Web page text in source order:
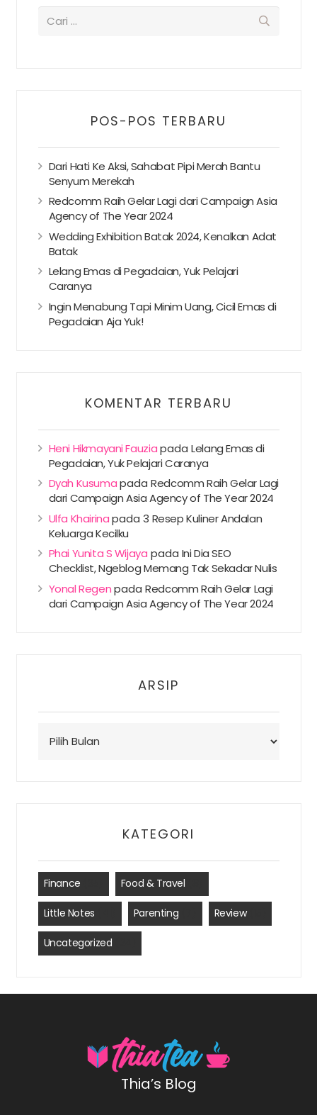
POS-POS TERBARU
Dari Hati Ke Aksi, Sahabat Pipi Merah Bantu
Senyum Merekah
Redcomm Raih Gelar Lagi dari Campaign Asia
Agency of The Year 2024
Wedding Exhibition Batak 2024, Kenalkan Adat
Batak
Lelang Emas di Pegadaian, Yuk Pelajari
Caranya
Ingin Menabung Tapi Minim Uang, Cicil Emas di
Pegadaian Aja Yuk!
KOMENTAR TERBARU
Heni Hikmayani FauziapadaLelang Emas di
Pegadaian, Yuk Pelajari Caranya
Dyah KusumapadaRedcomm Raih Gelar Lagi
dari Campaign Asia Agency of The Year 2024
Ulfa Khairinapada3 Resep Kuliner Andalan
Keluarga Kecilku
Phai Yunita S Wijaya pada Ini Dia SEO
Checklist, Ngeblog Memang Tak Sekadar Nulis
Yonal RegenpadaRedcomm Raih Gelar Lagi
dari Campaign Asia Agency of The Year 2024
ARSIP
KATEGORI
Finance Food & Travel
Little Notes Parenting Review(15)
Uncategorized
Thia’s Blog